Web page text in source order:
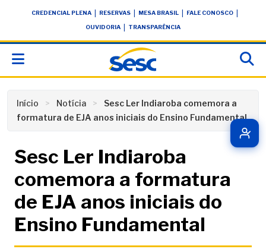
conteúdoCREDENCIAL PLENA RESERVAS MESA BRASIL FALE CONOSCO
OUVIDORIA TRANSPARÊNCIA
Início Notícia
Sesc Ler Indiaroba comemora a
formatura de EJA anos iniciais do Ensino Fundamental
Sesc Ler Indiaroba
comemora a formatura
de EJA anos iniciais do
Ensino Fundamental